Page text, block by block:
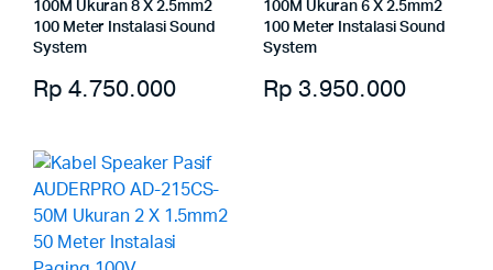
100M Ukuran 8 X 2.5mm2
100 Meter Instalasi Sound
System
Rp 4.750.000
100M Ukuran 6 X 2.5mm2
100 Meter Instalasi Sound
System
Rp 3.950.000